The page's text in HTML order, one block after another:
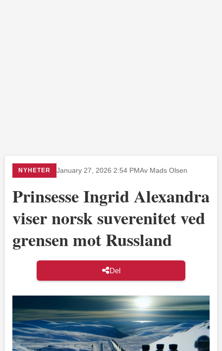
NYHETER January 27, 2026 2:54 PMAv Mads Olsen
Prinsesse Ingrid Alexandra
viser norsk suverenitet ved
grensen mot Russland
Del